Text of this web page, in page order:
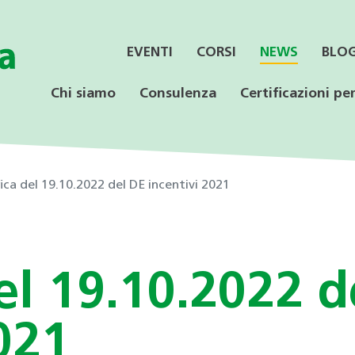
EVENTI CORSI NEWS
Chi siamo
Informazione ai Comuni
Consulenza orientativa
Consulenza
Calore rinnovabile
Certificazioni
Minergie
Incentivi federali e
Educazione ambientale
del 19.10.2022 del DE incentivi 2021
19.10.2022